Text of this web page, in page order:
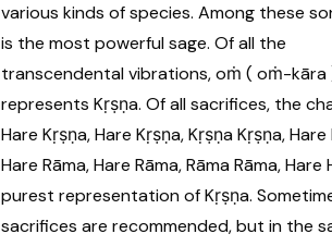
various kinds of species. Among these
is the most powerful sage. Of all the
transcendental vibrations, oṁ ( oṁ-kāra
represents Kṛṣṇa. Of all sacrifices, the
Hare Kṛṣṇa, Hare Kṛṣṇa, Kṛṣṇa Kṛṣṇa,
Hare Rāma, Hare Rāma, Rāma Rāma, Hare
purest representation of Kṛṣṇa.
sacrifices are recommended, but in the